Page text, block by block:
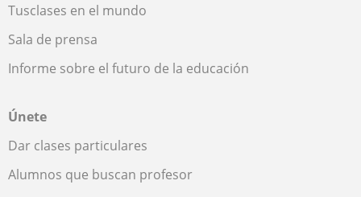
Tusclases en el mundo
Sala de prensa
Informe sobre el futuro de la educación
Únete
Dar clases particulares
Alumnos que buscan profesor